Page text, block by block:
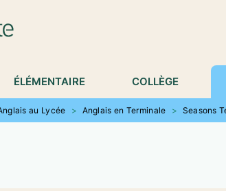
ÉLÉMENTAIRE COLLÈGE
au Lycée > Anglais en Terminale > Seasons